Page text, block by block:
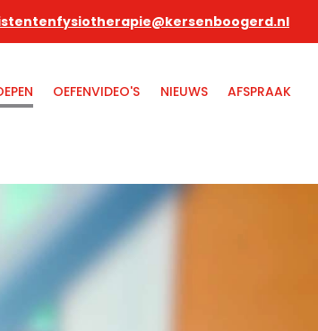
OEFENVIDEO'S NIEUWS AFSPRAAK